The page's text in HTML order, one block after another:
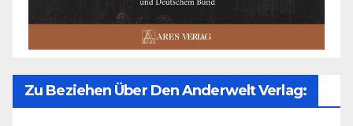
Zu Beziehen Über Den Anderwelt Verlag: